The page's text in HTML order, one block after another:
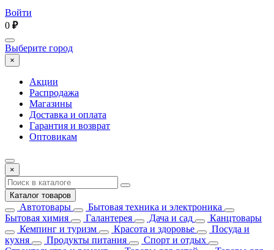
Войти
0 ₽
Выберите город
×
Акции
Распродажа
Магазины
Доставка и оплата
Гарантия и возврат
Оптовикам
×
Каталог товаров
Автотовары
Бытовая техника и электроника
Бытовая химия
Галантерея Дача и сад
Канцтовары
Кемпинг и туризм
Красота и здоровье
Посуда и
кухня
Продукты питания
Спорт и отдых